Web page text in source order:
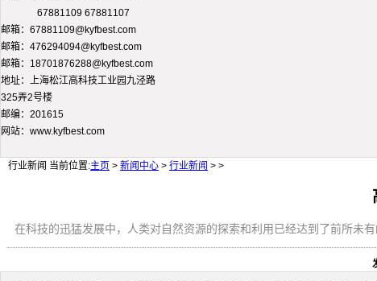
67881109 67881107
邮箱：67881109@kyfbest.com
邮箱：476294094@kyfbest.com
邮箱：18701876288@kyfbest.com
地址：上海松江高科技工业园九泾路
325弄2号楼
邮编：201615
网站：www.kyfbest.com
行业新闻 当前位置:主页 > 新闻中心 > 行业新闻 > >
在科技的迅猛发展中，人类对自然资源的探索和利用已经达到了前所未